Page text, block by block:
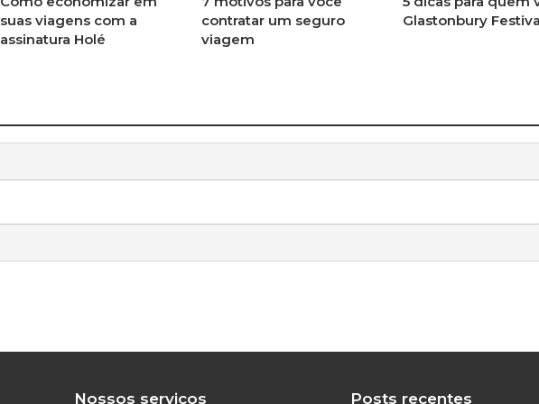
suas viagens com a
assinatura Holé
contratar um seguro
viagem
Glastonbury
Nossos serviços Posts recentes